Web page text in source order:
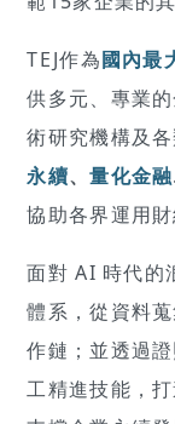
TEJ作為國內最
供多元、專業
術研究機構及
永續、量化金融
協助各界運用
面對 AI 時代的
體系，從資料
作鏈；並透過
工精進技能，